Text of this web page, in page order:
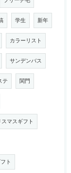
学生 新年
カラーリスト
サンデンバス
テ 関門
スマスギフト
ト